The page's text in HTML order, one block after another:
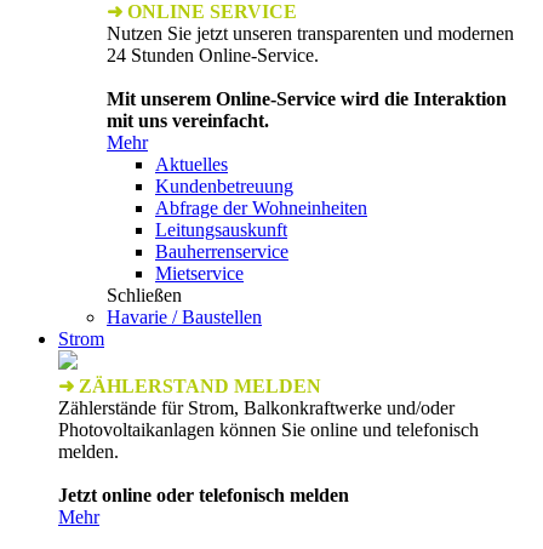
➜ ONLINE SERVICE
Nutzen Sie jetzt unseren transparenten und modernen
24 Stunden Online-Service.
Mit unserem Online-Service wird die Interaktion
mit uns vereinfacht.
Mehr
Aktuelles
Kundenbetreuung
Abfrage der Wohneinheiten
Leitungsauskunft
Bauherrenservice
Mietservice
Schließen
Havarie / Baustellen
Strom
➜ ZÄHLERSTAND MELDEN
Zählerstände für Strom, Balkonkraftwerke und/oder
Photovoltaikanlagen können Sie online und telefonisch
melden.
Jetzt online oder telefonisch melden
Mehr